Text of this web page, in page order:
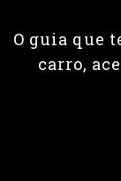
O guia que
carro,